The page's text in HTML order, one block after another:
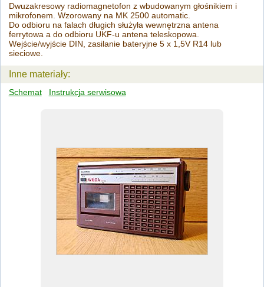
Dwuzakresowy radiomagnetofon z wbudowanym głośnikiem i
mikrofonem. Wzorowany na MK 2500 automatic.
Do odbioru na falach długich służyła wewnętrzna antena
ferrytowa a do odbioru UKF-u antena teleskopowa.
Wejście/wyjście DIN, zasilanie bateryjne 5 x 1,5V R14 lub
sieciowe.
Inne materiały:
Schemat Instrukcja serwisowa